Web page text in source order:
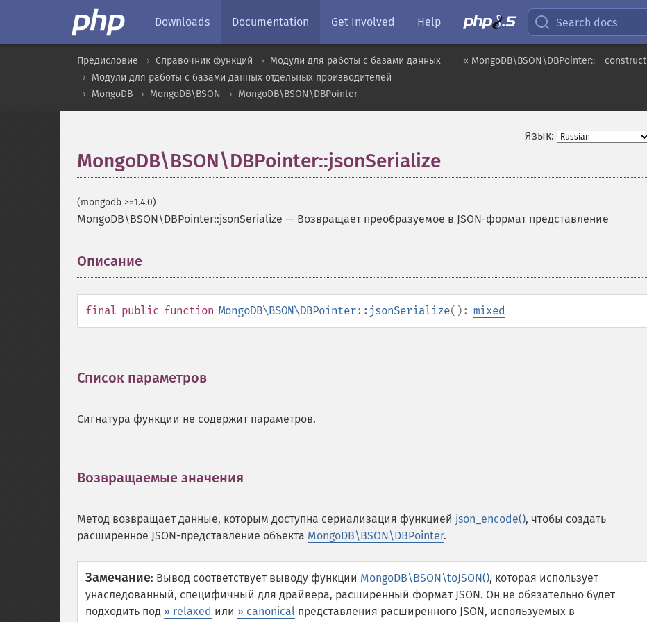
Downloads Documentation Get Involved Help Search docs
« MongoDB\BSON\DBPointer::__construct
Предисловие Справочник функций
Модули для работы с базами данных
Модули для работы с базами данных отдельных производителей
MongoDB
MongoDB\BSON MongoDB\BSON\DBPointer
Язык:
MongoDB\BSON\DBPointer::jsonSerialize
(mongodb >=1.4.0)
MongoDB\BSON\DBPointer::jsonSerialize — Возвращает преобразуемое в JSON-формат представление
Описание
final public function MongoDB\BSON\DBPointer::jsonSerialize(): mixed
Список параметров
Сигнатура функции не содержит параметров.
Возвращаемые значения
Метод возвращает данные, которым доступна сериализация функцией json_encode(), чтобы создать
расширенное JSON-представление объекта MongoDB\BSON\DBPointer.
Замечание: Вывод соответствует выводу функции MongoDB\BSON\toJSON(), которая использует
унаследованный, специфичный для драйвера, расширенный формат JSON. Он не обязательно будет
подходить под » relaxed или » canonical представления расширенного JSON, используемых в